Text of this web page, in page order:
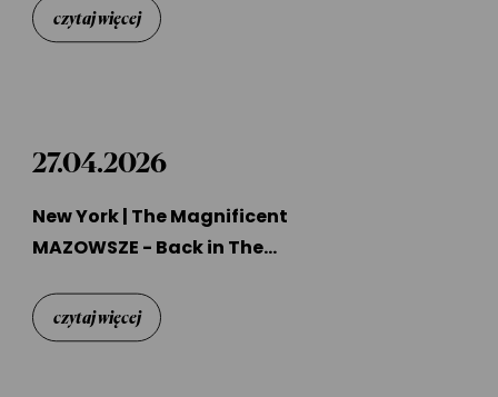
czytaj więcej
27.04.2026
New York | The Magnificent
MAZOWSZE - Back in The
czytaj więcej